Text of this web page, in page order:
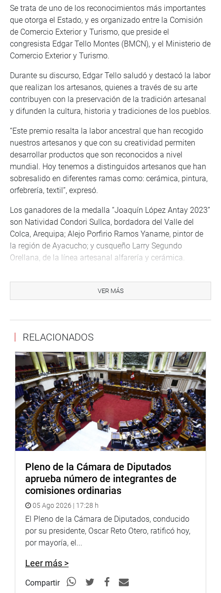
Se trata de uno de los reconocimientos más importantes
que otorga el Estado, y es organizado entre la Comisión
de Comercio Exterior y Turismo, que preside el
congresista Edgar Tello Montes (BMCN), y el Ministerio de
Comercio Exterior y Turismo.
Durante su discurso, Edgar Tello saludó y destacó la labor
que realizan los artesanos, quienes a través de su arte
contribuyen con la preservación de la tradición artesanal
y difunden la cultura, historia y tradiciones de los pueblos.
“Este premio resalta la labor ancestral que han recogido
nuestros artesanos y que con su creatividad permiten
desarrollar productos que son reconocidos a nivel
mundial. Hoy tenemos a distinguidos artesanos que han
sobresalido en diferentes ramas como: cerámica, pintura,
orfebrería, textil”, expresó.
Los ganadores de la medalla “Joaquín López Antay 2023”
son Natividad Condori Sullca, bordadora del Valle del
Colca, Arequipa; Alejo Porfirio Ramos Yaname, pintor de
la región de Ayacucho; y cusqueño Larry Segundo
Orellana, de la línea artesanal alfarería y cerámica.
Turismo del Ministerio de Comercio Exterior y Turismo,
Madeleine Burns Vidaurrazaga; de José Abelardo Padilla
Yancce Machaca, alcalde de la Municipalidad Distrital de
nacional.
Cabe destacar que la entrega de este galardón se hace en
honor al retablista Joaquín López Antay, maestro
artesano reconocido por convertir los Cajones de San
Marcos en piezas de retablos con escenas y costumbres
andinas.
OFICINA DE COMUNICACIONES
VER MÁS
RELACIONADOS
Pleno de la Cámara de Diputados
aprueba número de integrantes de
comisiones ordinarias
05 Ago 2026 | 17:28 h
El Pleno de la Cámara de Diputados, conducido
por su presidente, Oscar Reto Otero, ratificó hoy,
por mayoría, el...
Leer más >
Compartir